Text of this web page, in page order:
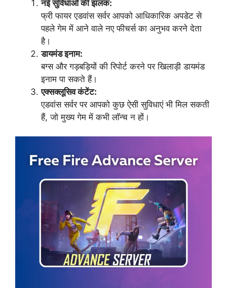
नई सुविधाओं की झलक:
फ्री फायर एडवांस सर्वर आपको आधिकारिक अपडेट से
पहले गेम में आने वाले नए फीचर्स का अनुभव करने देता
है।
डायमंड इनाम:
बग्स और गड़बड़ियों की रिपोर्ट करने पर खिलाड़ी डायमंड
इनाम पा सकते हैं।
एक्सक्लूसिव कंटेंट:
एडवांस सर्वर पर आपको कुछ ऐसी सुविधाएं भी मिल सकती
हैं, जो मुख्य गेम में कभी लॉन्च न हों।